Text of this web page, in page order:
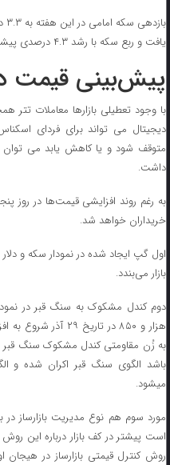
یافت و ربع سکه با رشد ۴.۳ درصدی پیشتاز شد.
پیش‌بینی قیمت
با وجود تعطیلی بازارها معاملات تتر
دیجیتال می تواند برای فردای
متوقف شود و یا کاهش یابد می توان
داشت.
به رغم روند افزایشی قیمت‌ها در روز
خریداران خواهد شد.
اول گپ ایجاد شده در نمودار سکه و
بازار می‌بندد.
هزار و ۸۵۰ در تاریخ
به زُن مقاومتی کندل مشکوک سنگ قبر
باشد الگوی سنگ قبر اکران شده و
میشود.
مورد سوم هم نوع مدیریت بازارساز در
است پیشتر در کف بازار درباره این
روش کنترل قیمتی بازارساز در هیجان